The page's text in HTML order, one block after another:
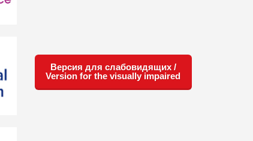
Версия для слабовидящих /
Version for the visually impaired